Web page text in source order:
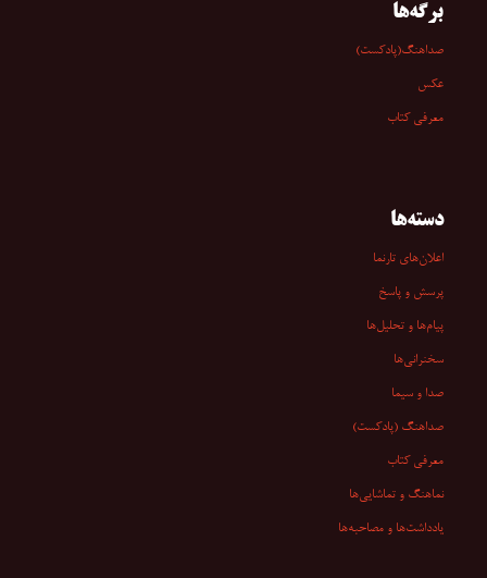
برگه‌ها
صداهنگ(پادکست)
عکس
معرفی کتاب
دسته‌ها
اعلان‌های تارنما
پرسش و پاسخ
پیام‌ها و تحلیل‌ها
سخنرانی‏‏‌ها
صدا و سیما
صداهنگ (پادکست)
معرفی کتاب
نماهنگ و تماشایی‌ها
یادداشت‌ها و مصاحبه‌ها